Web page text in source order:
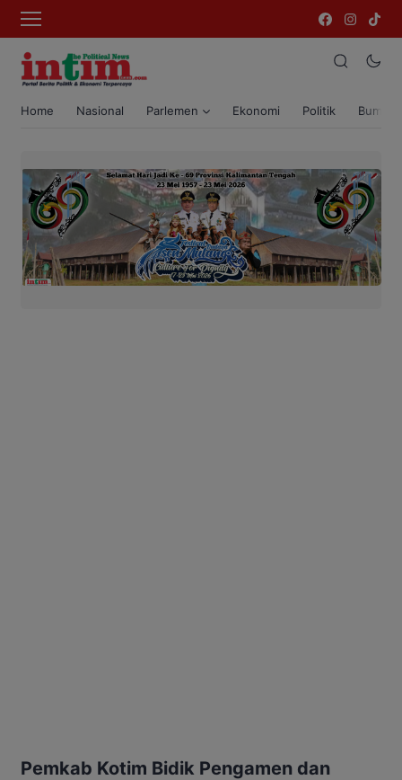
Home Nasional Parlemen Ekonomi Politik Bumi
Pemkab Kotim Bidik Pengamen dan